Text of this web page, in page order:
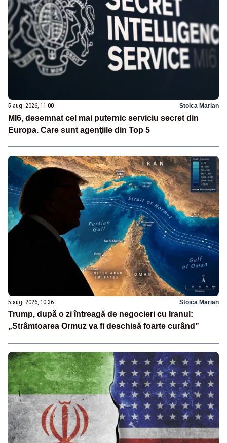
5 aug. 2026, 11:00 Stoica Marian
MI6, desemnat cel mai puternic serviciu secret din
Europa. Care sunt agenţiile din Top 5
5 aug. 2026, 10:36 Stoica Marian
Trump, după o zi întreagă de negocieri cu Iranul:
„Strâmtoarea Ormuz va fi deschisă foarte curând”